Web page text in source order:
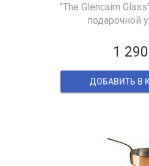
"The Glencairn
подарочной
1 290
ДОБАВИТЬ В